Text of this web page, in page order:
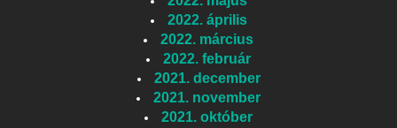
2022. április
2022. március
2022. február
2021. december
2021. november
2021. október